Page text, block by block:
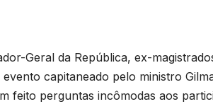
Geral da República, ex-
capitaneado pelo ministro
feito perguntas incômodas aos